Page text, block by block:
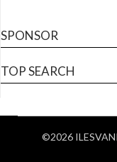
SPONSOR
TOP SEARCH
©2026